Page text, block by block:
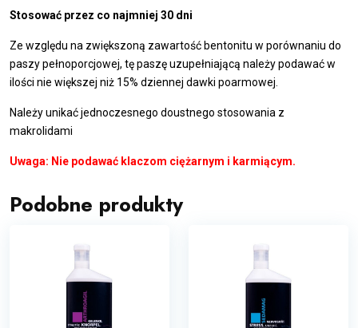
Stosować przez co najmniej 30 dni
Ze względu na zwiększoną zawartość bentonitu w porównaniu do
paszy pełnoporcjowej, tę paszę uzupełniającą należy podawać w
ilości nie większej niż 15% dziennej dawki poarmowej.
Należy unikać jednoczesnego doustnego stosowania z
makrolidami
Uwaga: Nie podawać klaczom ciężarnym i karmiącym.
Podobne produkty